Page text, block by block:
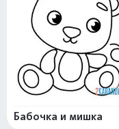
Бабочка и мишка